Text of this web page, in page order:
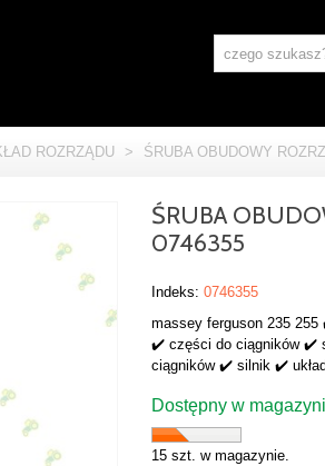
ROZRZĄDU > ŚRUBA OBUDOWY
ŚRUBA
0746355
Indeks: 0746355
massey ferguson 235
✔️ części do ciągników ✔️
ciągników ✔️ silnik ✔️
Dostępny w
15 szt. w magazynie.